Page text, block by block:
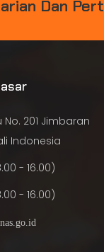
ARIAN DAN PERT
No. 201 Jimbaran
Indonesia
- 16.00)
- 16.00)